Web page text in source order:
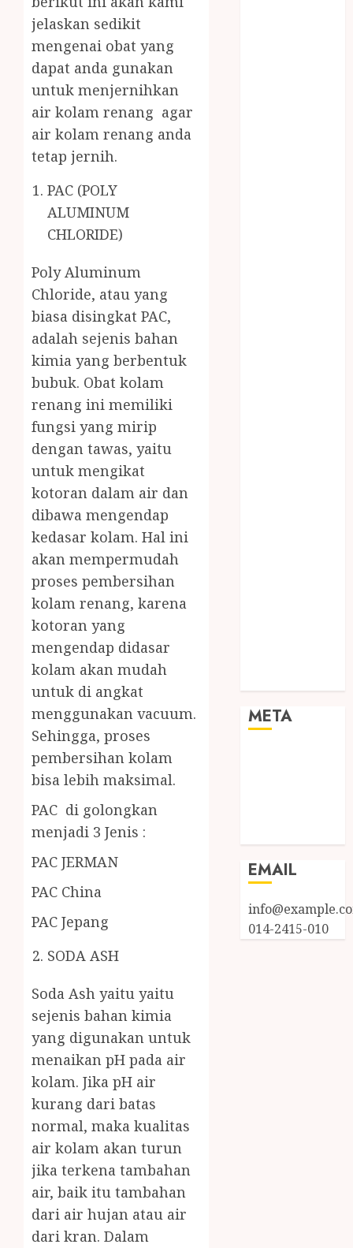
jelaskan sedikit
mengenai obat yang
dapat anda gunakan
untuk menjernihkan
air kolam renang agar
air kolam renang anda
tetap jernih.
PAC (POLY
ALUMINUM
CHLORIDE)
Poly Aluminum
Chloride, atau yang
biasa disingkat PAC,
adalah sejenis bahan
kimia yang berbentuk
bubuk. Obat kolam
renang ini memiliki
fungsi yang mirip
dengan tawas, yaitu
untuk mengikat
kotoran dalam air dan
dibawa mengendap
kedasar kolam. Hal ini
akan mempermudah
proses pembersihan
kolam renang, karena
kotoran yang
mengendap didasar
kolam akan mudah
untuk di angkat
menggunakan vacuum.
Sehingga, proses
pembersihan kolam
bisa lebih maksimal.
PAC di golongkan
menjadi 3 Jenis :
PAC JERMAN
PAC China
PAC Jepang
SODA ASH
Soda Ash yaitu yaitu
sejenis bahan kimia
yang digunakan untuk
menaikan pH pada air
kolam. Jika pH air
kurang dari batas
normal, maka kualitas
air kolam akan turun
jika terkena tambahan
air, baik itu tambahan
dari air hujan atau air
dari kran. Dalam
META
EMAIL
014-2415-010